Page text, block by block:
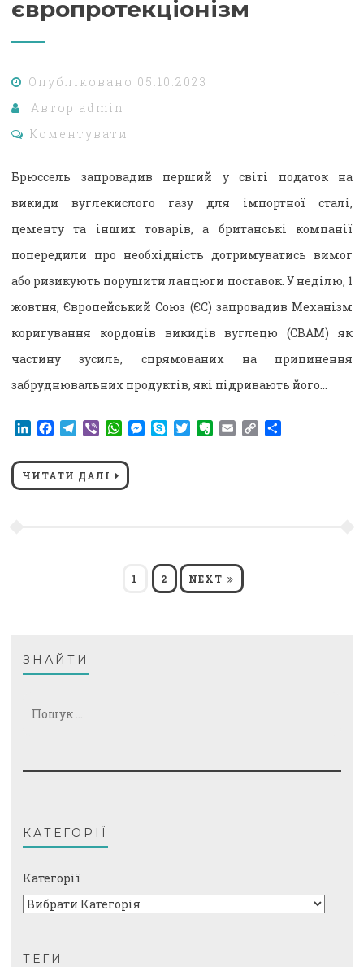
європротекціонізм
Опубліковано 05.10.2023
Автор admin
Коментувати
Брюссель запровадив перший у світі податок на
викиди вуглекислого газу для імпортної сталі,
цементу та інших товарів, а британські компанії
попередили про необхідність дотримуватись вимог
або ризикують порушити ланцюги поставок. У неділю, 1
жовтня, Європейський Союз (ЄС) запровадив Механізм
коригування кордонів викидів вуглецю (CBAM) як
частину зусиль, спрямованих на припинення
забруднювальних продуктів, які підривають його…
LinkedIn
Facebook
Telegram
ViberWhatsApp
Messenger
SkypeTwitterEvernote
EmailCopy
ЧИТАТИ ДАЛІ
PAGE
1 PAGE
2 NEXT
ЗНАЙТИ
КАТЕГОРІЇ
Категорії
ТЕГИ